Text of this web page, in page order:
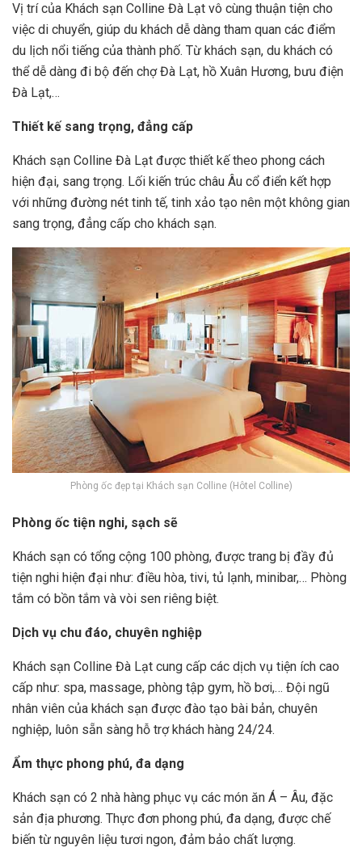
Vị trí của Khách sạn Colline Đà Lạt vô cùng thuận tiện cho
việc di chuyển, giúp du khách dễ dàng tham quan các điểm
du lịch nổi tiếng của thành phố. Từ khách sạn, du khách có
thể dễ dàng đi bộ đến chợ Đà Lạt, hồ Xuân Hương, bưu điện
Đà Lạt,…
Thiết kế sang trọng, đẳng cấp
Khách sạn Colline Đà Lạt được thiết kế theo phong cách
hiện đại, sang trọng. Lối kiến trúc châu Âu cổ điển kết hợp
với những đường nét tinh tế, tinh xảo tạo nên một không gian
sang trọng, đẳng cấp cho khách sạn.
Phòng ốc đẹp tại Khách sạn Colline (Hôtel Colline)
Phòng ốc tiện nghi, sạch sẽ
Khách sạn có tổng cộng 100 phòng, được trang bị đầy đủ
tiện nghi hiện đại như: điều hòa, tivi, tủ lạnh, minibar,… Phòng
tắm có bồn tắm và vòi sen riêng biệt.
Dịch vụ chu đáo, chuyên nghiệp
Khách sạn Colline Đà Lạt cung cấp các dịch vụ tiện ích cao
cấp như: spa, massage, phòng tập gym, hồ bơi,… Đội ngũ
nhân viên của khách sạn được đào tạo bài bản, chuyên
nghiệp, luôn sẵn sàng hỗ trợ khách hàng 24/24.
Ẩm thực phong phú, đa dạng
Khách sạn có 2 nhà hàng phục vụ các món ăn Á – Âu, đặc
sản địa phương. Thực đơn phong phú, đa dạng, được chế
biến từ nguyên liệu tươi ngon, đảm bảo chất lượng.